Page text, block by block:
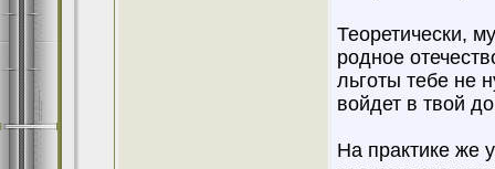
Теоретически,
родное
льготы тебе не
войдет в твой
На практике же